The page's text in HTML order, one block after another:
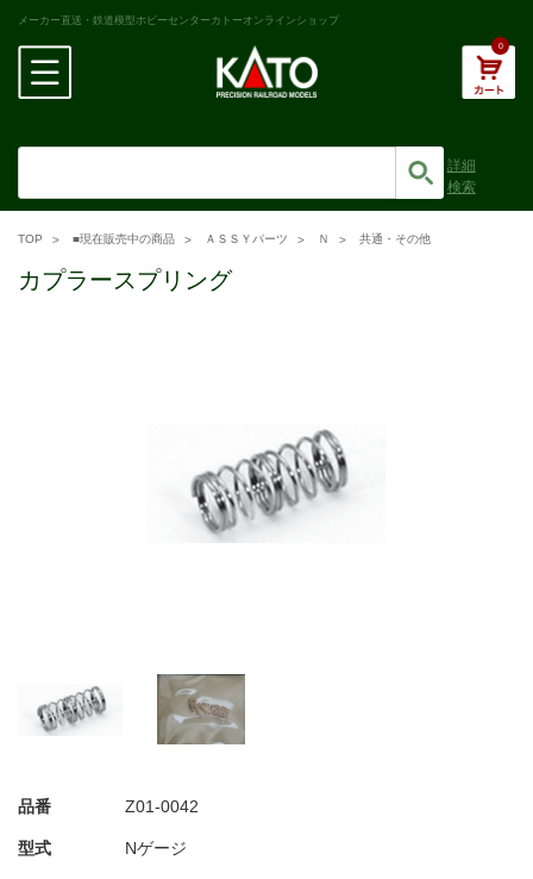
メーカー直送・鉄道模型ホビーセンターカトーオンラインショップ
0
詳細
検索
TOP ■現在販売中の商品 ＡＳＳＹパーツ Ｎ 共通・その他
カプラースプリング
品番 Z01-0042
型式 Nゲージ